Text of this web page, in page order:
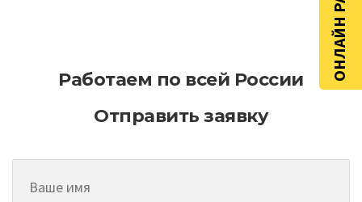
Работаем по всей России
Отправить заявку